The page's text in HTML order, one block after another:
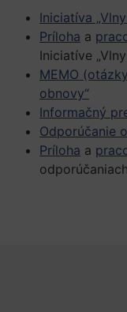
Iniciatíva
Príloha a
Iniciatíve
MEMO
obnovy“
Informačný
Odporúčanie
Príloha a